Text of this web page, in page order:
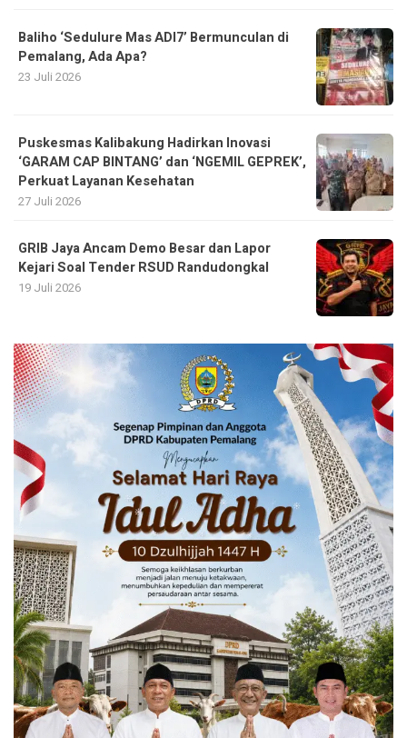
Baliho ‘Sedulure Mas ADI7’ Bermunculan di
Pemalang, Ada Apa?
23 Juli 2026
Puskesmas Kalibakung Hadirkan Inovasi
‘GARAM CAP BINTANG’ dan ‘NGEMIL GEPREK’,
Perkuat Layanan Kesehatan
27 Juli 2026
GRIB Jaya Ancam Demo Besar dan Lapor
Kejari Soal Tender RSUD Randudongkal
19 Juli 2026